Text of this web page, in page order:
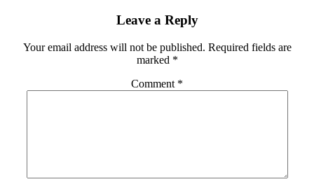
Leave a Reply
Your email address will not be published. Required fields are
marked *
Comment *